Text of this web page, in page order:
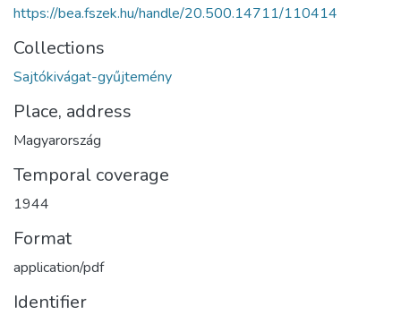
https://bea.fszek.hu/handle/20.500.14711/110414
Collections
Sajtókivágat-gyűjtemény
Place, address
Magyarország
Temporal coverage
1944
Format
application/pdf
Identifier